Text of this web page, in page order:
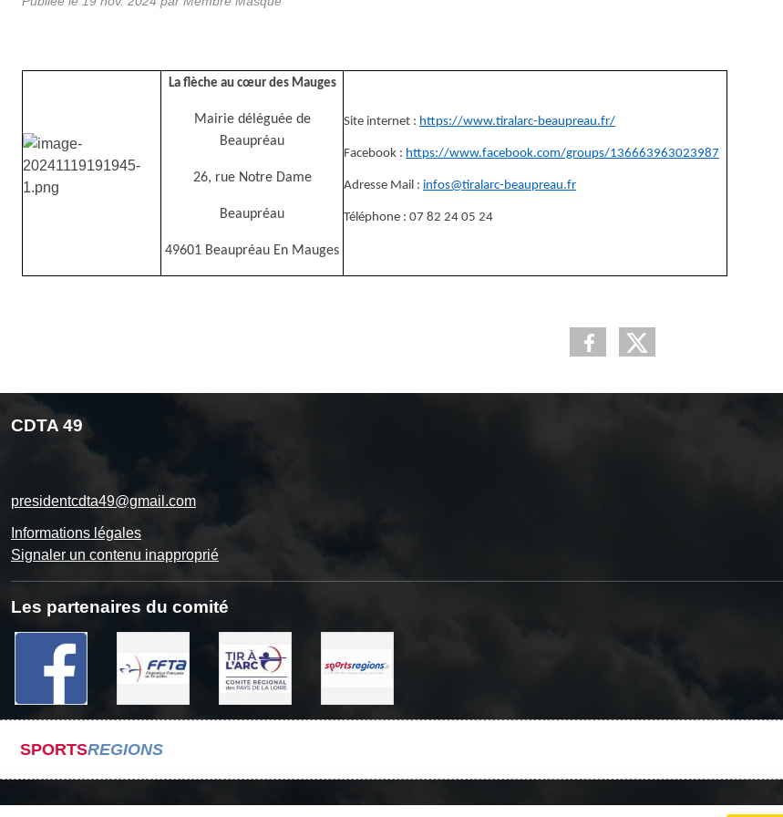
La flèche au cœur des Mauges
Mairie déléguée de
Beaupréau
26, rue Notre Dame
Beaupréau
49601 Beaupréau En Mauges
Site internet : https://www.tiralarc-beaupreau.fr/
Facebook : https://www.facebook.com/groups/136663963023987
Adresse Mail : infos@tiralarc-beaupreau.fr
Téléphone : 07 82 24 05 24
CDTA 49
presidentcdta49@gmail.com
Informations légales
Signaler un contenu inapproprié
Les partenaires du comité
SPORTSREGIONS